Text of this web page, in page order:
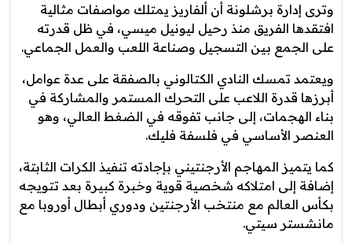
وترى إدارة برشلونة أن ألفاريز يمتلك مواصفات مثالية
افتقدها الفريق منذ رحيل ليونيل ميسي، في ظل قدرته
على الجمع بين التسجيل وصناعة اللعب والعمل الجماعي.
ويعتمد تمسك النادي الكتالوني بالصفقة على عدة عوامل،
أبرزها قدرة اللاعب على التحرك المستمر والمشاركة في
بناء الهجمات، إلى جانب تفوقه في الضغط العالي، وهو
العنصر الأساسي في فلسفة فليك.
كما يتميز المهاجم الأرجنتيني بإجادته تنفيذ الكرات الثابتة،
إضافة إلى امتلاكه شخصية قوية وخبرة كبيرة بعد تتويجه
بكأس العالم مع منتخب الأرجنتين ودوري أبطال أوروبا مع
مانشستر سيتي.